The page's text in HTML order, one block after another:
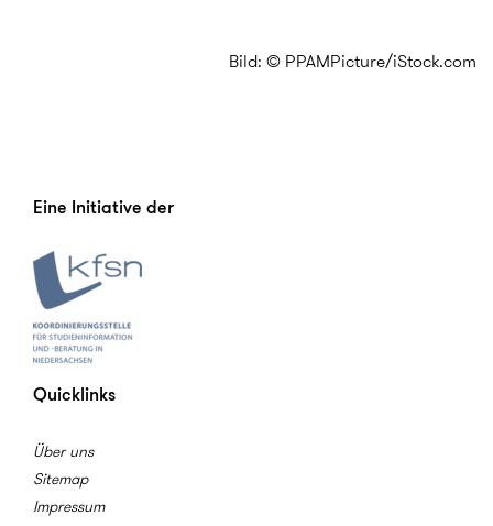
Bild: © PPAMPicture/iStock.com
Eine Initiative der
Quicklinks
Über uns
Sitemap
Impressum